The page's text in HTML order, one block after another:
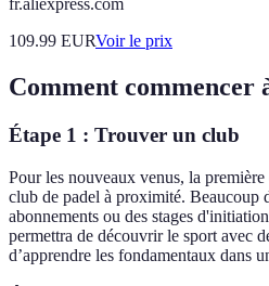
fr.aliexpress.com
109.99 EURVoir le prix
Comment commencer
Étape 1 : Trouver un club
Pour les nouveaux venus, la
club de padel à proximité. Beaucoup
abonnements ou des stages
permettra de découvrir le sport avec
d’apprendre les fondamentaux dans